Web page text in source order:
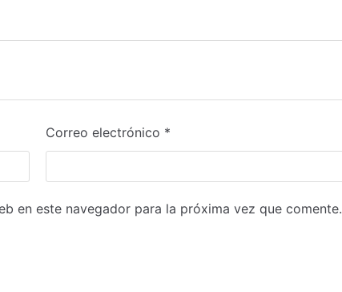
Correo electrónico *
en este navegador para la próxima vez que comente.